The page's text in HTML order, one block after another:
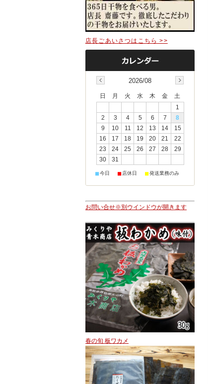
店長ごあいさつはこちら >>
2026/08
日 月 火 水 木 金
土
1
2
3 4 5 6 7
8
9
10 11 12 13 14
15
16
17 18 19 20 21
22
23
24 25 26 27 28
29
30
31
■今日 ■ 店休日 ■発送業務のみ
お問い合せ※別ウインドウが開きます
春の旬 板ワカメ